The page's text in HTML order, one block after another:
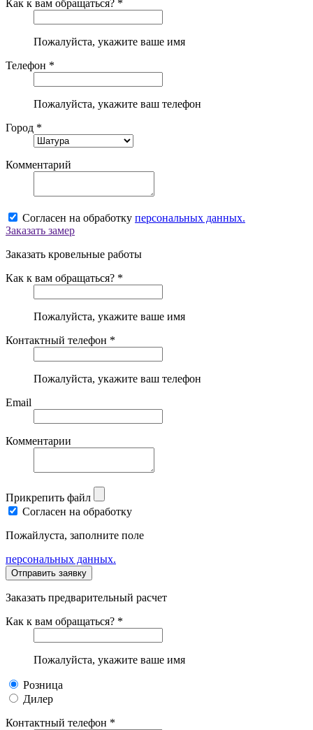
Как к вам обращаться? *
Пожалуйста, укажите ваше имя
Телефон *
Пожалуйста, укажите ваш телефон
Город *
Комментарий
Согласен на обработку персональных данных.
Заказать замер
Заказать кровельные работы
Как к вам обращаться? *
Пожалуйста, укажите ваше имя
Контактный телефон *
Пожалуйста, укажите ваш телефон
Email
Комментарии
Прикрепить файл
Согласен на обработку
Пожайлуста, заполните поле
персональных данных.
Заказать предварительный расчет
Как к вам обращаться? *
Пожалуйста, укажите ваше имя
Розница
Дилер
Контактный телефон *